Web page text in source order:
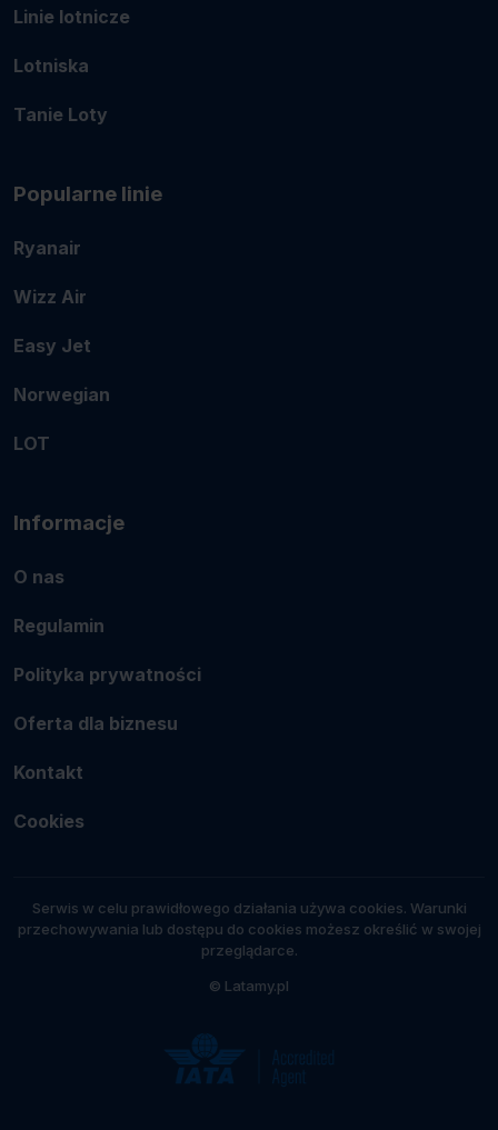
Linie lotnicze
Lotniska
Tanie Loty
Popularne linie
Ryanair
Wizz Air
Easy Jet
Norwegian
LOT
Informacje
O nas
Regulamin
Polityka prywatności
Oferta dla biznesu
Kontakt
Cookies
Serwis w celu prawidłowego działania używa cookies. Warunki
przechowywania lub dostępu do cookies możesz określić w swojej
przeglądarce.
© Latamy.pl